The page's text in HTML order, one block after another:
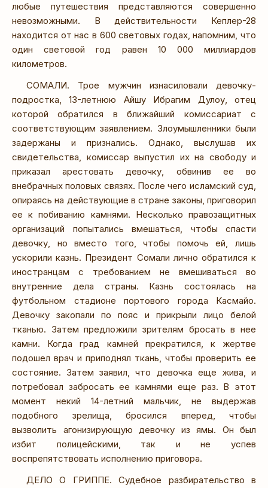
любые путешествия представляются совершенно
невозможными. В действительности Кеплер-28
находится от нас в 600 световых годах, напомним, что
один световой год равен 10 000 миллиардов
километров.
СОМАЛИ. Трое мужчин изнасиловали девочку-
подростка, 13-летнюю Айшу Ибрагим Дулоу, отец
которой обратился в ближайший комиссариат с
соответствующим заявлением. Злоумышленники были
задержаны и признались. Однако, выслушав их
свидетельства, комиссар выпустил их на свободу и
приказал арестовать девочку, обвинив ее во
внебрачных половых связях. После чего исламский суд,
опираясь на действующие в стране законы, приговорил
ее к побиванию камнями. Несколько правозащитных
организаций попытались вмешаться, чтобы спасти
девочку, но вместо того, чтобы помочь ей, лишь
ускорили казнь. Президент Сомали лично обратился к
иностранцам с требованием не вмешиваться во
внутренние дела страны. Казнь состоялась на
футбольном стадионе портового города Касмайо.
Девочку закопали по пояс и прикрыли лицо белой
тканью. Затем предложили зрителям бросать в нее
камни. Когда град камней прекратился, к жертве
подошел врач и приподнял ткань, чтобы проверить ее
состояние. Затем заявил, что девочка еще жива, и
потребовал забросать ее камнями еще раз. В этот
момент некий 14-летний мальчик, не выдержав
подобного зрелища, бросился вперед, чтобы
вызволить агонизирующую девочку из ямы. Он был
избит полицейскими, так и не успев
воспрепятствовать исполнению приговора.
ДЕЛО О ГРИППЕ. Судебное разбирательство в